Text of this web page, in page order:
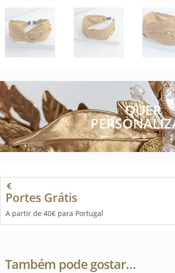
QUER
Portes Grátis
A partir de 40€ para Portugal
Também pode gostar…